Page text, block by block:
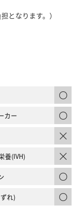
となります。）
カー
養(IVH)
れ)